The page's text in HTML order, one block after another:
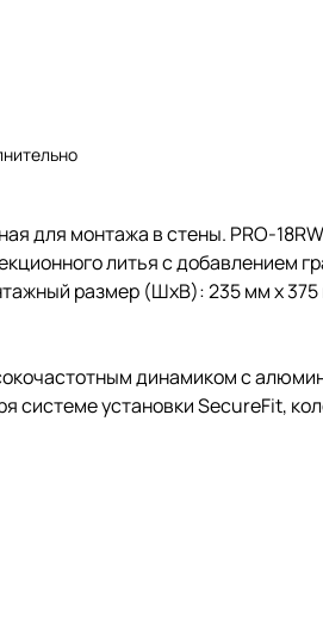
для монтажа в стены. PRO-
литья с добавлением
размер (ШхВ): 235 мм х
динамиком с
системе установки SecureFit,